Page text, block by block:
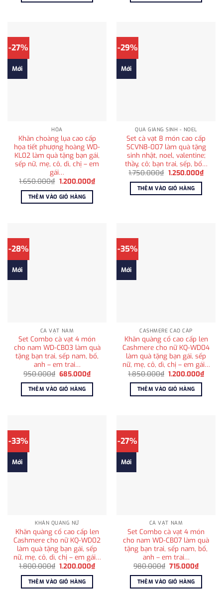
1.250.000₫.
-27%
Mới
HỎA
Khăn choàng lụa cao cấp
họa tiết phượng hoàng WD-
KL02 làm quà tặng bạn gái,
sếp nữ, mẹ, cô, dì, chị – em
gái…
1.650.000₫ Giá
là:
1.650.000₫.
1.200.000₫Giá
hiện
THÊM VÀO GIỎ HÀNG
-29%
Mới
QUÀ GIÁNG SINH - NOEL
Set cà vạt 8 món cao cấp
SCVN8-007 làm quà tặng
sinh nhật, noel, valentine;
thầy, cô; bạn trai, sếp, bố…
1.750.000₫ Giá
là:
1.750.000₫.
1.250.000₫Giá
hiện
THÊM VÀO GIỎ HÀNG
-28%
Mới
CÀ VẠT NAM
Set Combo cà vạt 4 món
cho nam WD-CB03 làm quà
tặng bạn trai, sếp nam, bố,
anh – em trai…
950.000₫ Giá
là:
950.000₫.
685.000₫Giá
hiện
tại
685.000₫.
THÊM VÀO GIỎ HÀNG
-35%
Mới
CASHMERE CAO CẤP
Khăn quàng cổ cao cấp len
Cashmere cho nữ KQ-WD04
làm quà tặng bạn gái, sếp
nữ, mẹ, cô, dì, chị – em gái…
1.850.000₫ Giá
là:
1.850.000₫.
1.200.000₫Giá
hiện
THÊM VÀO GIỎ HÀNG
-33%
Mới
KHĂN QUÀNG NỮ
Khăn quàng cổ cao cấp len
Cashmere cho nữ KQ-WD02
làm quà tặng bạn gái, sếp
nữ, mẹ, cô, dì, chị – em gái…
1.800.000₫ Giá
là:
1.800.000₫.
1.200.000₫Giá
hiện
1.200.000₫.
THÊM VÀO GIỎ HÀNG
-27%
Mới
CÀ VẠT NAM
Set Combo cà vạt 4 món
cho nam WD-CB07 làm quà
tặng bạn trai, sếp nam, bố,
anh – em trai…
980.000₫ Giá
là:
980.000₫.
715.000₫Giá
hiện
tại
THÊM VÀO GIỎ HÀNG